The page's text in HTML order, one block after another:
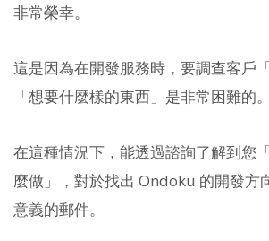
非常榮幸。
這是因為在開發服務時，要調查客戶
「想要什麼樣的東西」是非常困難的。
在這種情況下，能透過諮詢了解到您
麼做」，對於找出 Ondoku 的開發方
意義的郵件。